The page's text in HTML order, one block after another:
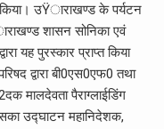
किया। उŸाराखण्ड के पर्यटन
शासन सोनिका एवं
यह पुरस्कार प्राप्त किया
द्वारा बी0एस0एफ0 तथा
मालदेवता पैराग्लाईडिंग
उद्घाटन महानिदेशक,